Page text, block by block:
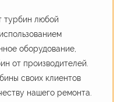
турбин любой
оборудование,
от производителей.
своих клиентов
нашего ремонта.